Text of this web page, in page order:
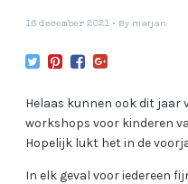
16 december 2021 By marjan
Helaas kunnen ook dit jaar
workshops voor kinderen
Hopelijk lukt het in de
In elk geval voor iedereen